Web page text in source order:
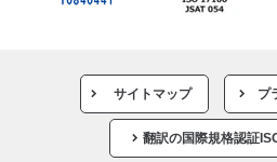
サイトマップ プ
翻訳の国際規格認証